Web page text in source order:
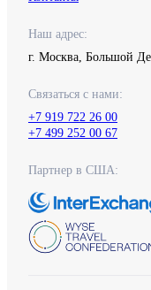
Наш адрес:
г. Москва, Большой
Связаться с нами:
+7 919 722 26 00
+7 499 252 00 67
Партнер в США: